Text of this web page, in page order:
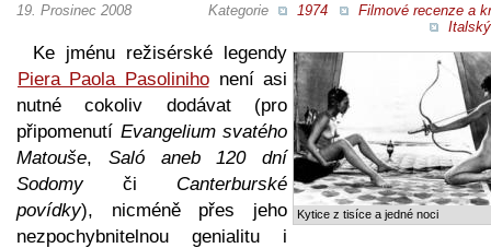
Kategorie 1974
Filmové recenze a
19. Prosinec 2008
Kytice z tisíce a jedné noci
Ke jménu režisérské legendy
Piera Paola Pasoliniho není asi
nutné cokoliv dodávat (pro
připomenutí Evangelium svatého
Matouše, Saló aneb 120 dní
Sodomyči Canterburské
povídky), nicméně přes jeho
nezpochybnitelnou genialitu i